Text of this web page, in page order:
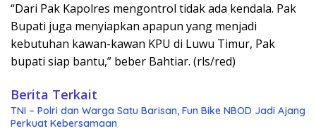
“Dari Pak Kapolres mengontrol tidak ada kendala. Pak
Bupati juga menyiapkan apapun yang menjadi
kebutuhan kawan-kawan KPU di Luwu Timur, Pak
bupati siap bantu,” beber Bahtiar. (rls/red)
Berita Terkait
TNI – Polri dan Warga Satu Barisan, Fun Bike NBOD Jadi Ajang
Perkuat Kebersamaan